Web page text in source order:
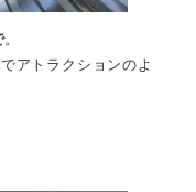
。
アトラクションのよ